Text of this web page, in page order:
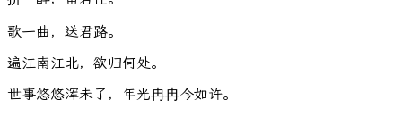
歌一曲 ， 送君路。
遍江南江北， 欲 归何处。
世事悠悠浑未了 ， 年光冉冉今如许。